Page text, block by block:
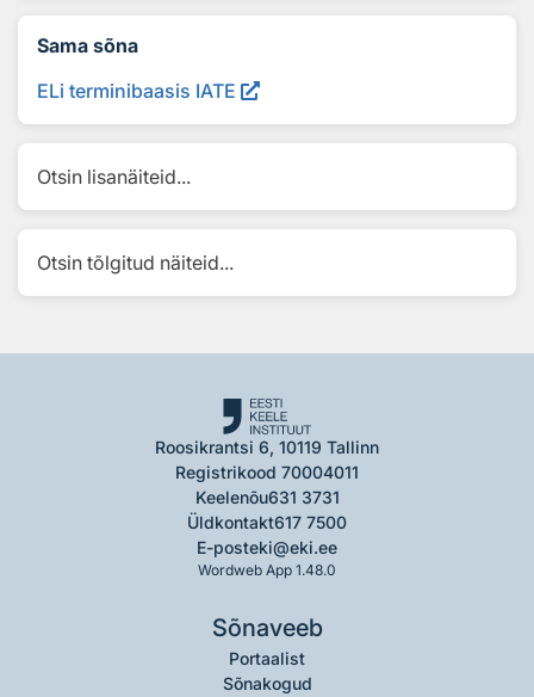
Sama sõna
ELi terminibaasis IATE
Otsin lisanäiteid...
Otsin tõlgitud näiteid...
Roosikrantsi 6, 10119 Tallinn
Registrikood 70004011
Keelenõu631 3731
Üldkontakt617 7500
E-posteki@eki.ee
Wordweb App 1.48.0
Sõnaveeb
Portaalist
Sõnakogud